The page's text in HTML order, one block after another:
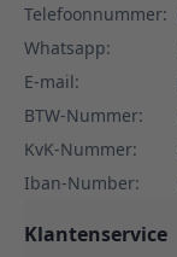
Telefoonnummer:
Whatsapp:
E-mail:
BTW-Nummer:
KvK-Nummer:
Iban-Number:
Klantenservice